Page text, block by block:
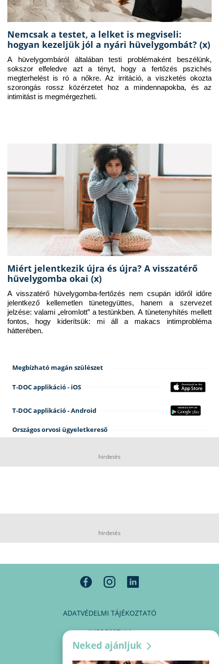
Nemcsak a testet, a lelket is megviseli:
hogyan kezeljük jól a nyári hüvelygombát? (x)
A hüvelygombáról általában testi problémaként beszélünk,
sokszor elfeledve azt a tényt, hogy a fertőzés pszichés
megterhelést is ró a nőkre. Az irritáció, a viszketés okozta
szorongás rossz közérzetet hoz a mindennapokba, és az
intimitást is megmérgezheti.
Miért jelentkezik újra és újra? A visszatérő
hüvelygomba okai (x)
A visszatérő hüvelygomba-fertőzés nem csupán időről időre
jelentkező kellemetlen tünetegyüttes, hanem a szervezet
jelzése: valami „elromlott” a testünkben. A tünetenyhítés mellett
fontos, hogy kiderítsük: mi áll a makacs intimprobléma
hátterében.
Megbízható magán szülészet
T-DOC applikáció - iOS
T-DOC applikáció - Android
Országos orvosi ügyeletkereső
hirdetés
hirdetés
ADATVÉDELMI TÁJÉKOZTATÓ
IMPRESSZUM
MÉDIAAJÁNLAT
Neked ajánljuk